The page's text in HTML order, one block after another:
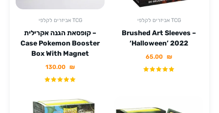
אביזרים לקלפי TCG
קופסאת הגנה אקרילית –
Case Pokemon Booster
Box With Magnet
130.00 ₪
אביזרים לקלפי TCG
Brushed Art Sleeves –
‘Halloween’ 2022
65.00 ₪